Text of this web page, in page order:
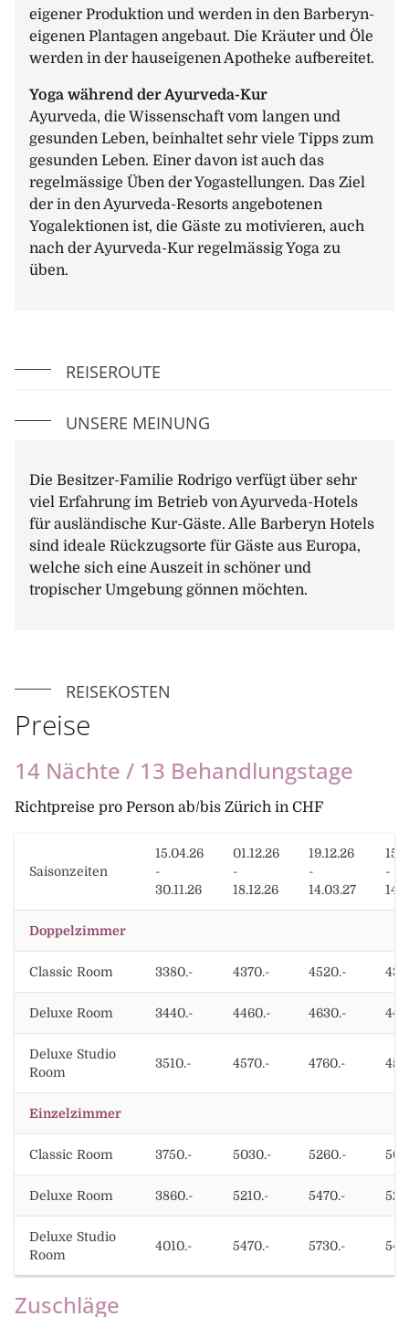
Alle 45 Gästezimmer befinden sich im zweiten
Hauptgebäude; dieses steht wunderschön leicht
erhöht auf einem Hügel, dem Meer zugewandt.
Offene Treppen verbinden die drei
verschiedenen Ebenen des Gebäudes
miteinander. Die Gästezimmer wurden im
typischen Barberyn-Stil mit Möbeln aus
einheimischem Holz eingerichtet. In diesem
angenehmen Ambiente, kombiniert mit den
Barberyn-typischen harmonischen Farben, fühlt
man sich in diesen Zimmern sofort wie zu Hause.
Zur Einrichtung der Zimmer gehören neben
einem Schreibtisch und Stuhl auch ein Ventilator,
über einen eigenen Balkon, welcher Richtung
sich an das tropische Klima zu gewöhnen, gibt es
EUR 15.-/Tag und nur mit ärztlicher Empfehlung).
Ausflüge
Mehrmals wöchentlich organisiert das Barberyn
Beach für seine Gäste einen Ausflug in die nähere
Umgebung, beispielsweise nach Galle oder
eigener Produktion und werden in den Barberyn-
eigenen Plantagen angebaut. Die Kräuter und Öle
werden in der hauseigenen Apotheke aufbereitet.
Yoga während der Ayurveda-Kur
Ayurveda, die Wissenschaft vom langen und
gesunden Leben, beinhaltet sehr viele Tipps zum
gesunden Leben. Einer davon ist auch das
regelmässige Üben der Yogastellungen. Das Ziel
der in den Ayurveda-Resorts angebotenen
Yogalektionen ist, die Gäste zu motivieren, auch
nach der Ayurveda-Kur regelmässig Yoga zu
üben.
REISEROUTE
UNSERE MEINUNG
Die Besitzer-Familie Rodrigo verfügt über sehr
viel Erfahrung im Betrieb von Ayurveda-Hotels
für ausländische Kur-Gäste. Alle Barberyn Hotels
sind ideale Rückzugsorte für Gäste aus Europa,
welche sich eine Auszeit in schöner und
tropischer Umgebung gönnen möchten.
REISEKOSTEN
Preise
14 Nächte / 13 Behandlungstage
Richtpreise pro Person ab/bis Zürich in CHF
Saisonzeiten
15.04.26
-
30.11.26
01.12.26
-
18.12.26
19.12.26
-
14.03.27
-
Doppelzimmer
Classic Room 3380.- 4370.- 4520.-
Deluxe Room 3440.- 4460.- 4630.-
Deluxe Studio
Room
3510.- 4570.- 4760.-
Einzelzimmer
Classic Room 3750.- 5030.- 5260.-
Deluxe Room 3860.- 5210.- 5470.-
Deluxe Studio
Room
4010.- 5470.- 5730.-
Zuschläge